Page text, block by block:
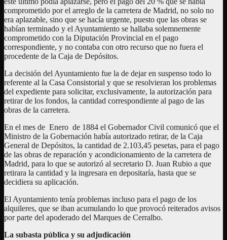
comprometido por el arreglo de la carretera de Madrid, no solo no
era aplazable, sino que se hacía urgente, puesto que las obras se
habían terminado y el Ayuntamiento se hallaba solemnemente
comprometido con la Diputación Provincial en el pago
correspondiente, y no contaba con otro recurso que no fuera el
procedente de la Caja de Depósitos.
La decisión del Ayuntamiento fue la de dejar en suspenso todo lo
referente al la Casa Consistorial y que se resolvieran los problemas
del expediente para solicitar, exclusivamente, la autorización para
retirar de los fondos, la cantidad correspondiente al pago de las
obras de la carretera.
En el mes de Enero de 1884 el Gobernador Civil comunicó que el
Ministro de la Gobernación había autorizado retirar, de la Caja
General de Depósitos, la cantidad de 2.103,45 pesetas, para el pago
de las obras de reparación y acondicionamiento de la carretera de
Madrid, para lo que se autorizó al secretario D. Juan Rubio a que
retirara la cantidad y la ingresara en depositaría, hasta que se
decidiera su aplicación.
El Ayuntamiento tenía problemas incluso para el pago de los
alquileres, que se iban acumulando lo que provocó reiterados avisos
por parte del apoderado del Marques de Cerralbo.
La subasta pública y su adjudicación